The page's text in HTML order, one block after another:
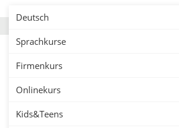
Deutsch
Sprachkurse
Firmenkurs
Onlinekurs
Kids&Teens
Georgisch lernen